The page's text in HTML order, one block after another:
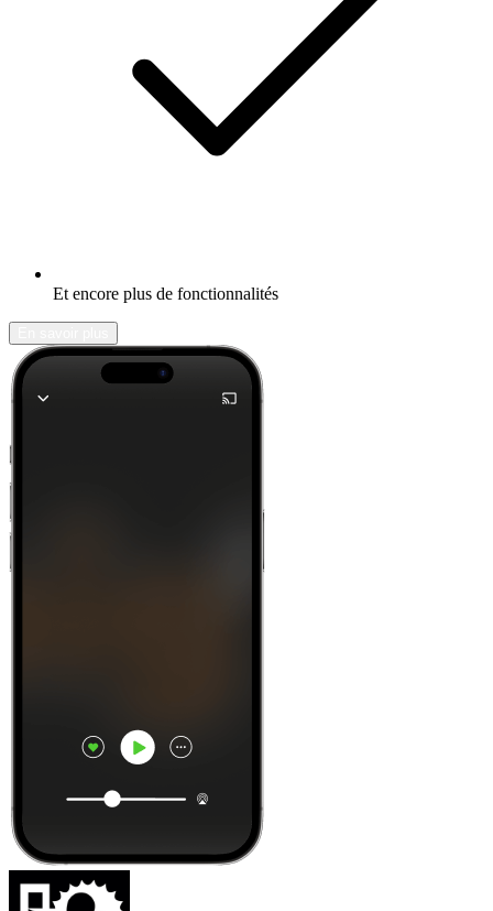
Et encore plus de fonctionnalités